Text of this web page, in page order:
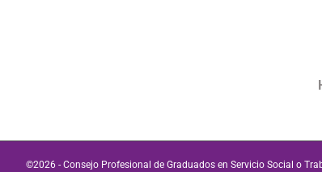
©2026 - Consejo Profesional de Graduados en Servicio Social o